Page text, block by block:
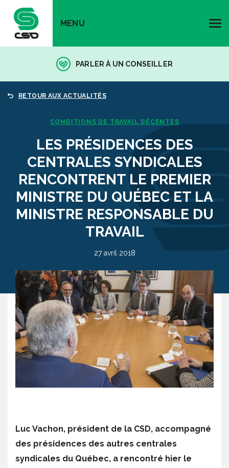
MENU
PARLER À UN CONSEILLER
RETOUR AUX ACTUALITÉS
CONDITIONS DE TRAVAIL DÉCENTES
LES PRÉSIDENCES DES
CENTRALES SYNDICALES
RENCONTRENT LE PREMIER
MINISTRE DU QUÉBEC ET LA
MINISTRE RESPONSABLE DU
TRAVAIL
27 avril 2018
Luc Vachon, président de la CSD, accompagné
des présidences des autres centrales
syndicales du Québec, a rencontré hier le